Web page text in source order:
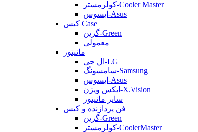
کولرمستر-Cooler Master
ایسوس-Asus
کیس Case
گرین-Green
معمولی
مانیتور
ال جی-LG
سامسونگ-Samsung
ایسوس-Asus
ایکس ویژن-X.Vision
سایر مانیتور
فن پردازنده و کیس
گرین-Green
کولرمستر-CoolerMaster